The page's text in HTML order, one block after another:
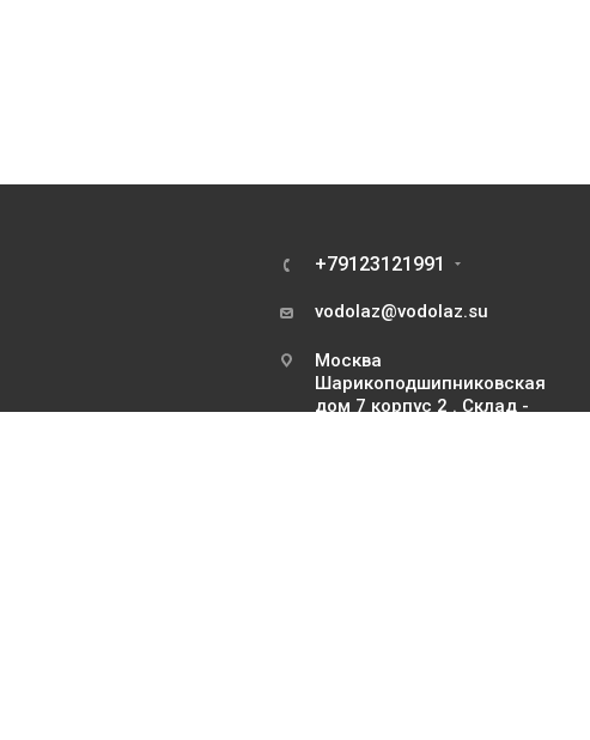
+79123121991
vodolaz@vodolaz.su
Москва
Шарикоподшипниковская
дом 7 корпус 2 . Склад -